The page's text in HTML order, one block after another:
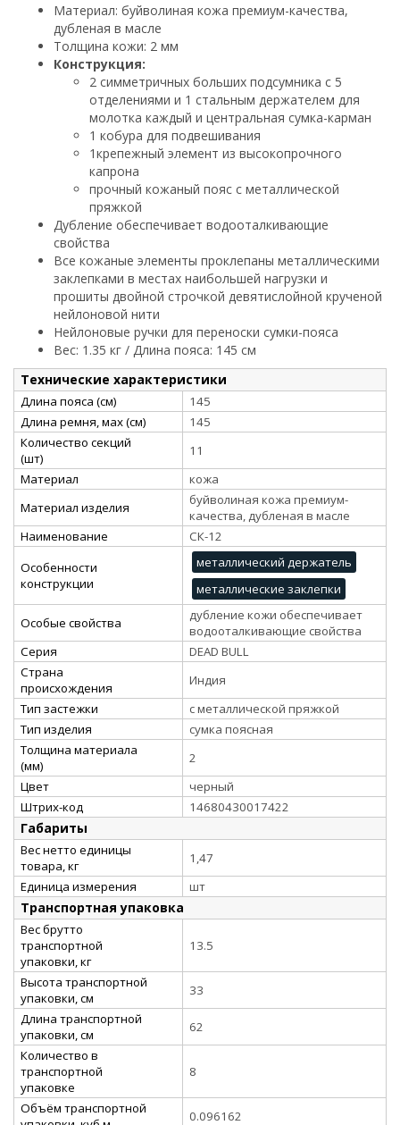
Материал: буйволиная кожа премиум-качества,
дубленая в масле
Толщина кожи: 2 мм
Конструкция:
2 симметричных больших подсумника с 5
отделениями и 1 стальным держателем для
молотка каждый и центральная сумка-карман
1 кобура для подвешивания
1крепежный элемент из высокопрочного
капрона
прочный кожаный пояс с металлической
пряжкой
Дубление обеспечивает водооталкивающие
свойства
Все кожаные элементы проклепаны металлическими
заклепками в местах наибольшей нагрузки и
прошиты двойной строчкой девятислойной крученой
нейлоновой нити
Нейлоновые ручки для переноски сумки-пояса
Вес: 1.35 кг / Длина пояса: 145 см
Технические характеристики
Длина пояса (см)
145
Длина ремня, мах (см)
145
Количество секций
(шт)
11
Материал
кожа
Материал изделия
буйволиная кожа премиум-
качества, дубленая в масле
Наименование
СК-12
Особенности
конструкции
металлический держатель
металлические заклепки
Особые свойства
дубление кожи обеспечивает
водооталкивающие свойства
Серия
DEAD BULL
Страна
происхождения
Индия
Тип застежки
с металлической пряжкой
Тип изделия
сумка поясная
Толщина материала
(мм)
2
Цвет
черный
Штрих-код
14680430017422
Габариты
Вес нетто единицы
товара, кг
1,47
Единица измерения
шт
Транспортная упаковка
Вес брутто
транспортной
упаковки, кг
13.5
Высота транспортной
упаковки, см
33
Длина транспортной
упаковки, см
62
Количество в
транспортной
упаковке
8
Объём транспортной
0.096162